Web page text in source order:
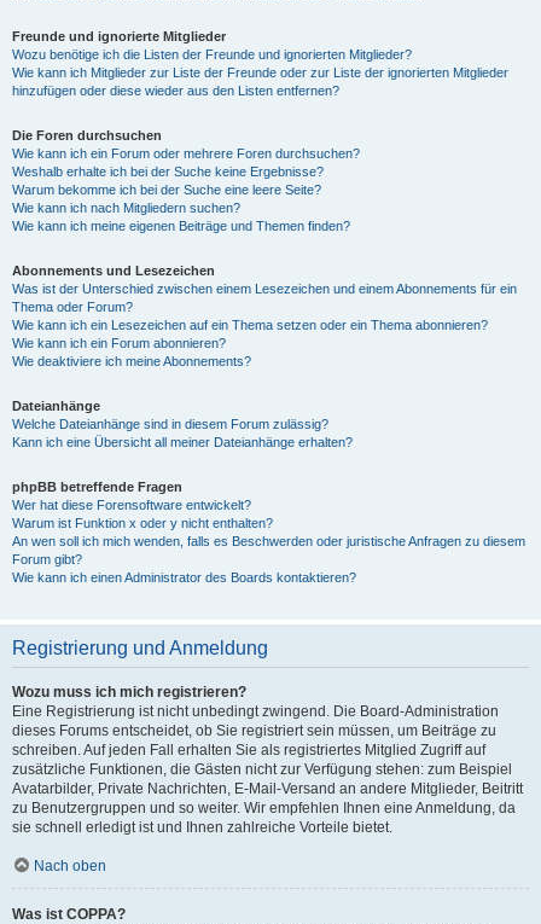
Freunde und ignorierte Mitglieder
Wozu benötige ich die Listen der Freunde und ignorierten Mitglieder?
Wie kann ich Mitglieder zur Liste der Freunde oder zur Liste der ignorierten Mitglieder
hinzufügen oder diese wieder aus den Listen entfernen?
Die Foren durchsuchen
Wie kann ich ein Forum oder mehrere Foren durchsuchen?
Weshalb erhalte ich bei der Suche keine Ergebnisse?
Warum bekomme ich bei der Suche eine leere Seite?
Wie kann ich nach Mitgliedern suchen?
Wie kann ich meine eigenen Beiträge und Themen finden?
Abonnements und Lesezeichen
Was ist der Unterschied zwischen einem Lesezeichen und einem Abonnements für ein
Thema oder Forum?
Wie kann ich ein Lesezeichen auf ein Thema setzen oder ein Thema abonnieren?
Wie kann ich ein Forum abonnieren?
Wie deaktiviere ich meine Abonnements?
Dateianhänge
Welche Dateianhänge sind in diesem Forum zulässig?
Kann ich eine Übersicht all meiner Dateianhänge erhalten?
phpBB betreffende Fragen
Wer hat diese Forensoftware entwickelt?
Warum ist Funktion x oder y nicht enthalten?
An wen soll ich mich wenden, falls es Beschwerden oder juristische Anfragen zu diesem
Forum gibt?
Wie kann ich einen Administrator des Boards kontaktieren?
Registrierung und Anmeldung
Wozu muss ich mich registrieren?
Eine Registrierung ist nicht unbedingt zwingend. Die Board-Administration
dieses Forums entscheidet, ob Sie registriert sein müssen, um Beiträge zu
schreiben. Auf jeden Fall erhalten Sie als registriertes Mitglied Zugriff auf
zusätzliche Funktionen, die Gästen nicht zur Verfügung stehen: zum Beispiel
Avatarbilder, Private Nachrichten, E-Mail-Versand an andere Mitglieder, Beitritt
zu Benutzergruppen und so weiter. Wir empfehlen Ihnen eine Anmeldung, da
sie schnell erledigt ist und Ihnen zahlreiche Vorteile bietet.
Nach oben
Was ist COPPA?